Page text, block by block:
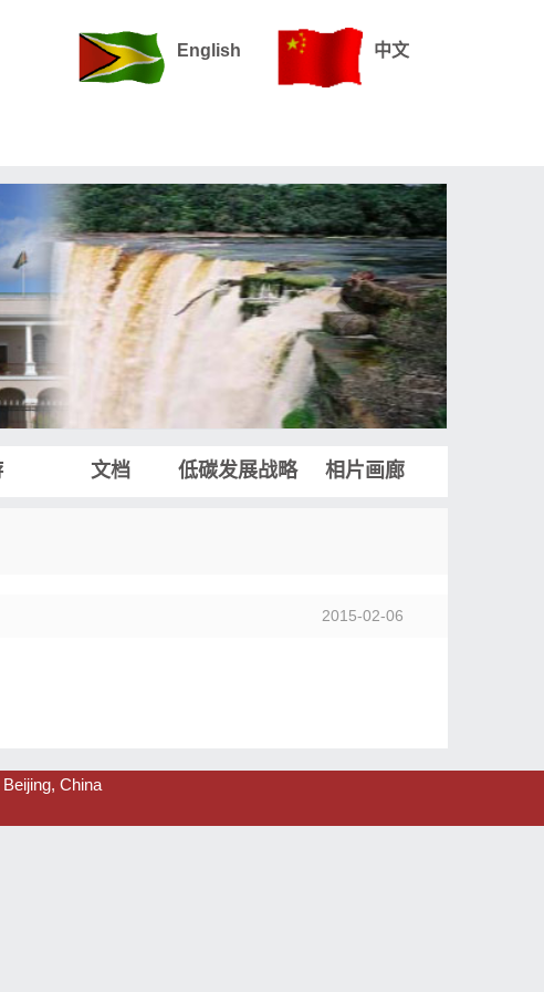
English 中文
文档 低碳发展战略 相片画廊
2015-02-06
China